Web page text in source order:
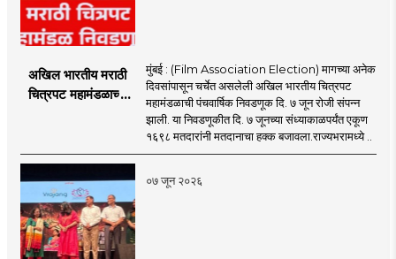
अखिल भारतीय मराठी
चित्रपट महामंडळाच्या
अटीतटीच्या लढतीत
महामंडळाची निवडणूक
संपन्न
मुंबई : (Film Association Election) मागच्या अनेक
दिवसांपासून चर्चेत असलेली अखिल भारतीय चित्रपट
महामंडळाची पंचवार्षिक निवडणूक दि. ७ जून रोजी संपन्न
झाली. या निवडणूकीत दि. ७ जूनच्या संध्याकाळपर्यंत एकूण
१६९८ मतदारांनी मतदानाचा हक्क बजावला.राज्यभरामध्ये ..
०७ जून २०२६